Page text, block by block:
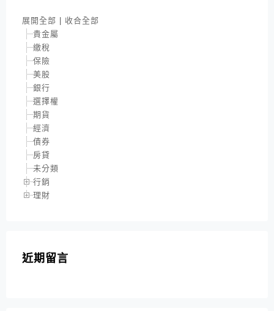
展開全部
收合全部
貴金屬
繳稅
保險
美股
銀行
選擇權
期貨
經濟
債券
房貸
未分類
行銷
理財
近期留言